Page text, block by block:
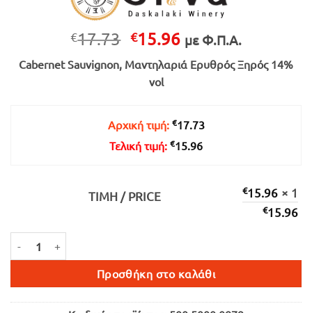
€17.73 Original
price
was:
€17.73.
€15.96Η
τρέχουσα
τιμή
με Φ.Π.Α.
Cabernet Sauvignon, Μαντηλαριά Ερυθρός Ξηρός 14%
vol
Αρχική τιμή: €17.73
Τελική τιμή: €15.96
ΤΙΜΉ / PRICE €15.96 × 1
€15.96
Προσθήκη στο καλάθι